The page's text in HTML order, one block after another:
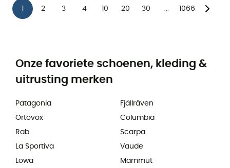
2 3 4 10 20 30 1066
Onze favoriete schoenen, kleding &
uitrusting merken
Patagonia
Ortovox
Rab
La Sportiva
Lowa
Fjällräven
Columbia
Scarpa
Vaude
Mammut